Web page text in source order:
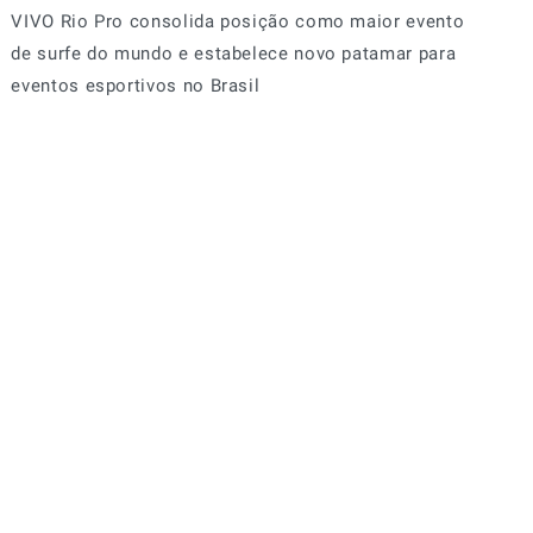
VIVO Rio Pro consolida posição como maior evento
de surfe do mundo e estabelece novo patamar para
eventos esportivos no Brasil